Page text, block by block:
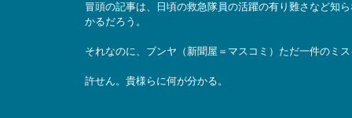
冒頭の記事は、日頃の救急隊員の活躍の有り難さなど知
かるだろう。
それなのに、ブンヤ（新聞屋＝マスコミ）ただ一件のミ
許せん。貴様らに何が分かる。